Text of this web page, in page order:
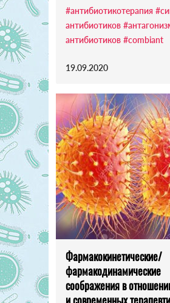
#антибиотикотерапия
антибиотиков
антибиотиков #combiant
19.09.2020
Фармакокинетические/
фармакодинамические
соображения в